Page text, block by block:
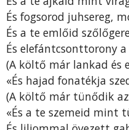
És fogsorod juhsereg,
És a te emlőid
És elefántcsonttorony
(A költő már lankad és
«És hajad fonatékja
(A költő már tünődik
«És a te szemeid mint